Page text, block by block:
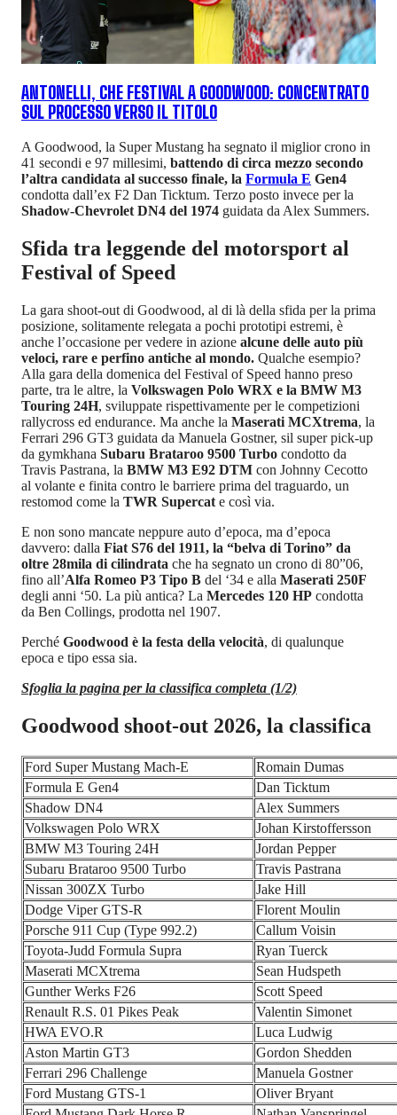
ANTONELLI, CHE FESTIVAL A GOODWOOD: CONCENTRATO
SUL PROCESSO VERSO IL TITOLO
A Goodwood, la Super Mustang ha segnato il miglior crono in
41 secondi e 97 millesimi, battendo di circa mezzo secondo
l’altra candidata al successo finale, la Formula E Gen4
condotta dall’ex F2 Dan Ticktum. Terzo posto invece per la
Shadow-Chevrolet DN4 del 1974 guidata da Alex Summers.
Sfida tra leggende del motorsport al
Festival of Speed
La gara shoot-out di Goodwood, al di là della sfida per la prima
posizione, solitamente relegata a pochi prototipi estremi, è
anche l’occasione per vedere in azione alcune delle auto più
veloci, rare e perfino antiche al mondo. Qualche esempio?
Alla gara della domenica del Festival of Speed hanno preso
parte, tra le altre, la Volkswagen Polo WRX e la BMW M3
Touring 24H, sviluppate rispettivamente per le competizioni
rallycross ed endurance. Ma anche la Maserati MCXtrema, la
Ferrari 296 GT3 guidata da Manuela Gostner, sil super pick-up
da gymkhana Subaru Brataroo 9500 Turbo condotto da
Travis Pastrana, la BMW M3 E92 DTM con Johnny Cecotto
al volante e finita contro le barriere prima del traguardo, un
restomod come la TWR Supercat e così via.
E non sono mancate neppure auto d’epoca, ma d’epoca
davvero: dalla Fiat S76 del 1911, la “belva di Torino” da
oltre 28mila di cilindrata che ha segnato un crono di 80”06,
fino all’Alfa Romeo P3 Tipo B del ‘34 e alla Maserati 250F
degli anni ‘50. La più antica? La Mercedes 120 HP condotta
da Ben Collings, prodotta nel 1907.
Perché Goodwood è la festa della velocità, di qualunque
epoca e tipo essa sia.
Sfoglia la pagina per la classifica completa (1/2)
Goodwood shoot-out 2026, la classifica
Ford Super Mustang Mach-E
Romain Dumas
Formula E Gen4
Dan Ticktum
Shadow DN4
Alex Summers
Volkswagen Polo WRX
Johan Kirstoffersson
BMW M3 Touring 24H
Jordan Pepper
Subaru Brataroo 9500 Turbo
Travis Pastrana
Nissan 300ZX Turbo
Jake Hill
Dodge Viper GTS-R
Florent Moulin
Porsche 911 Cup (Type 992.2)
Callum Voisin
Toyota-Judd Formula Supra
Ryan Tuerck
Maserati MCXtrema
Sean Hudspeth
Gunther Werks F26
Scott Speed
Renault R.S. 01 Pikes Peak
Valentin Simonet
HWA EVO.R
Luca Ludwig
Aston Martin GT3
Gordon Shedden
Ferrari 296 Challenge
Manuela Gostner
Ford Mustang GTS-1
Oliver Bryant